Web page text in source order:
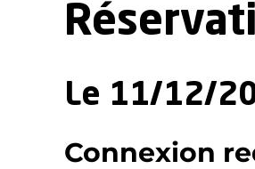
Le 11/12/
Connexion